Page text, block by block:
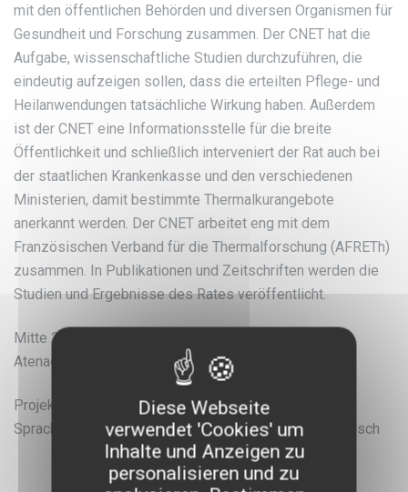
mit den öffentlichen Behörden und diversen Organismen für
Gesundheit und Forschung zusammen. Der CNET hat die
Aufgabe, wissenschaftliche Studien durchzuführen, die
eindeutig aufzeigen sollen, dass die erteilten Pflege- und
Heilanwendungen tatsächliche Wirkung haben. Außerdem
ist der CNET eine Informationsstelle für die breite
Öffentlichkeit und schließlich interveniert der Rat auch bei
der staatlichen Krankenkasse und den verschiedenen
Ministerien, damit bestimmte Thermalkurangebote
anerkannt werden. Der CNET arbeitet eng mit dem
Französischen Verband für die Thermalforschung (AFRETh)
zusammen. In Publikationen und Zeitschriften werden die
Studien und Ergebnisse des Rates veröffentlicht.
Mitte 2015 startet der Rat eine Zusammenarbeit mit
Atenao.
Projektkategorie: medizinische übersetzung
Sprachkombinationen: Übersetzung Französisch-Englisch
Diese Webseite
verwendet 'Cookies' um
Inhalte und Anzeigen zu
personalisieren und zu